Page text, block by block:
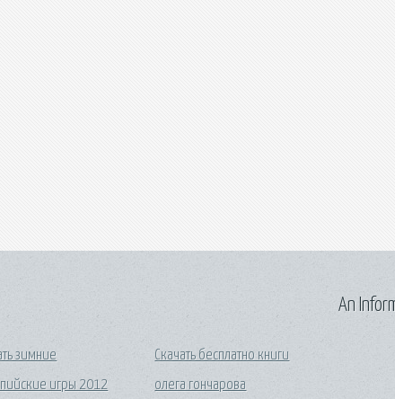
зимние
игры 2012
Скачать бесплатно книги
олега гончарова
An